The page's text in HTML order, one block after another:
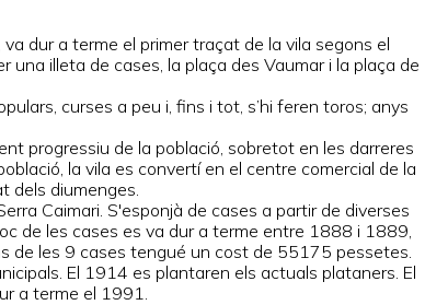
dur a terme el primer traçat de la vila segons el
una illeta de cases, la plaça des Vaumar i la plaça de
curses a peu i, fins i tot, s’hi feren toros; anys
progressiu de la població, sobretot en les darreres
la vila es convertí en el centre comercial de la
dels diumenges.
Caimari. S'esponjà de cases a partir de diverses
de les cases es va dur a terme entre 1888 i 1889,
de les 9 cases tengué un cost de 55175 pessetes.
El 1914 es plantaren els actuals plataners. El
a terme el 1991.